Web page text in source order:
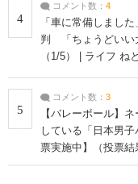
4
コメント数： 4
「車に常備しまし
判 「ちょうどいい
（1/5） | ライフ ね
5
コメント数： 3
【バレーボール】
している「日本男
票実施中】（投票